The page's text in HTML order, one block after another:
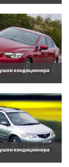
кондиционера
кондиционера